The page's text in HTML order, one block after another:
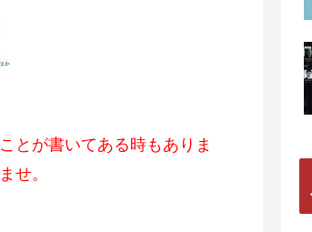
とが書いてある時もありま
せ。